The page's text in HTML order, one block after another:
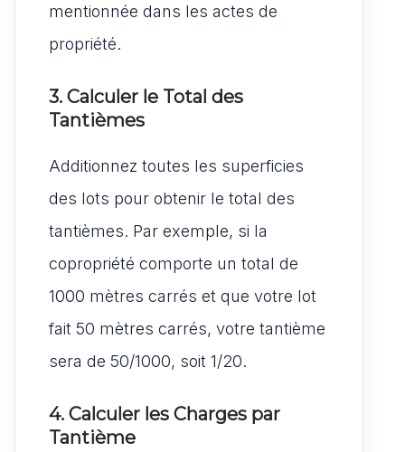
mentionnée dans les actes de
propriété.
3. Calculer le Total des
Tantièmes
Additionnez toutes les superficies
des lots pour obtenir le total des
tantièmes. Par exemple, si la
copropriété comporte un total de
1000 mètres carrés et que votre lot
fait 50 mètres carrés, votre tantième
sera de 50/1000, soit 1/20.
4. Calculer les Charges par
Tantième